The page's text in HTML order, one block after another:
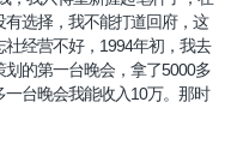
选择，我不能打道回府，这
经营不好， 1994年初，我去
划的第一台晚会，拿了5000多
台晚会我能收入 10万。那时